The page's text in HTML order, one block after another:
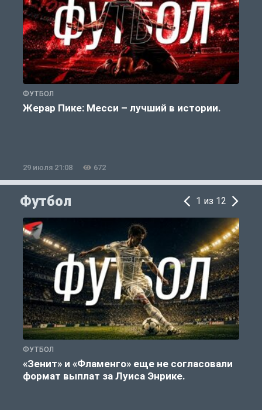
ФУТБОЛ
Жерар Пике: Месси – лучший в истории.
29 июля 21:08 672
Футбол 1 из 12
ФУТБОЛ
«Зенит» и «Фламенго» еще не согласовали
формат выплат за Луиса Энрике.